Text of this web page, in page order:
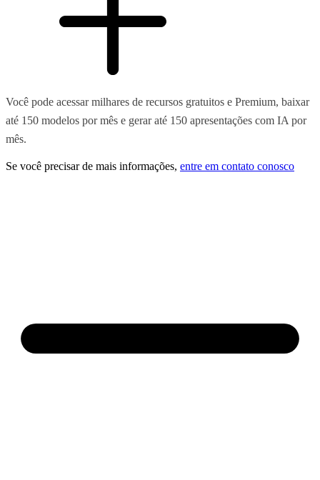
Você pode acessar milhares de recursos gratuitos e Premium, baixar
até 150 modelos por mês e gerar até 150 apresentações com IA por
mês.
Se você precisar de mais informações, entre em contato conosco